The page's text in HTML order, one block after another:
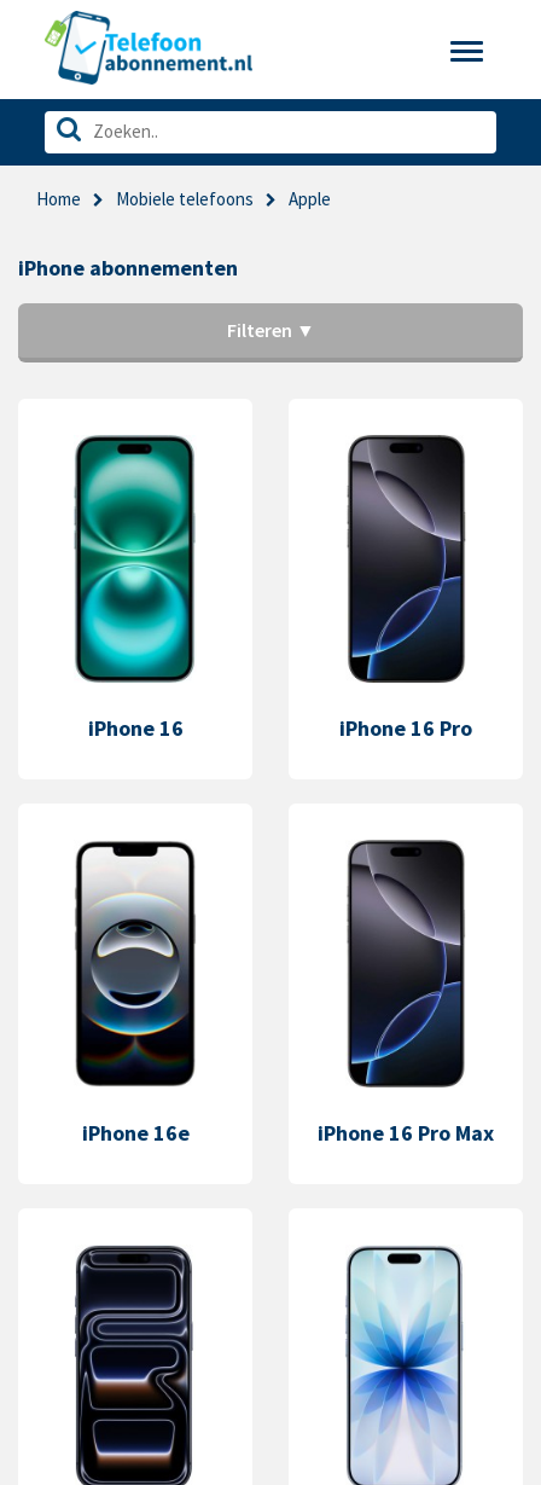
Toggle
Home Mobiele telefoons Apple
iPhone abonnementen
Filteren ▼
iPhone 16 iPhone 16 Pro
iPhone 16e iPhone 16 Pro Max